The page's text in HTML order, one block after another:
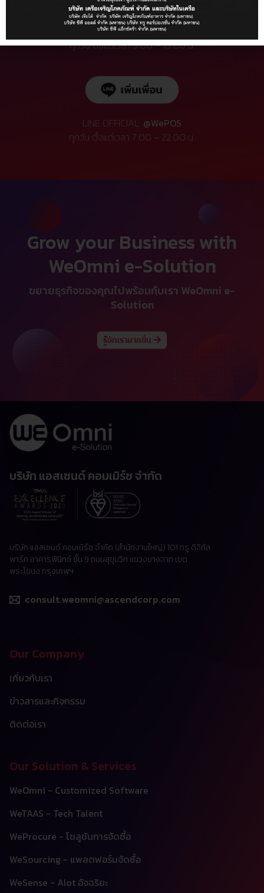
โทรสอบถามเพิ่มเติมได้ที่เบอร์:02-020-2364 กด 1
ทุกวัน ตั้งแต่เวลา 9.00 – 18.00 น.
LINE OFFICIAL: @WePOS
ทุกวัน ตั้งแต่เวลา 7.00 – 22.00 น.
Grow your Business with
WeOmni e-Solution
ขยายธุรกิจของคุณไปพร้อมกับเรา WeOmni e-
Solution
รู้จักเรามากขึ้น
บริษัท แอสเซนด์ คอมเมิร์ซ จำกัด
บริษัท แอสเซนด์ คอมเมิร์ซ จำกัด (สำนักงานใหญ่) 101 ทรู ดิจิทัล
พาร์ค อาคารฟินิกซ์ ชั้น 9 ถนนสุขุมวิท แขวงบางจาก เขต
พระโขนง กรุงเทพฯ
consult.weomni@ascendcorp.com
Our Company
เกี่ยวกับเรา
ข่าวสารและกิจกรรม
ติดต่อเรา
Our Solution & Services
WeOmni - Customized Software
WeTAAS - Tech Talent
WeProcure - โซลูชันการจัดซื้อ
WeSourcing - แพลตฟอร์มจัดซื้อ
WeSense - AIot อัจฉริยะ